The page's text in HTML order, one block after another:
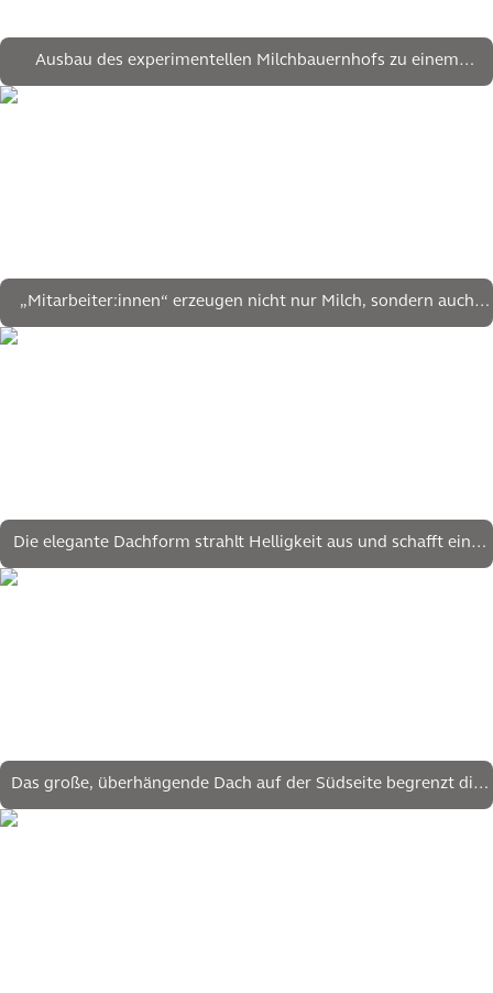
Ausbau des experimentellen Milchbauernhofs zu einem
(inter)nationalen Wissenszentrum für Bildung, Wirtschaft,
„Mitarbeiter:innen“ erzeugen nicht nur Milch, sondern auch
Wissen und Energie
Die elegante Dachform strahlt Helligkeit aus und schafft eine
angenehme Atmosphäre
Das große, überhängende Dach auf der Südseite begrenzt die
Sonneneinstrahlung